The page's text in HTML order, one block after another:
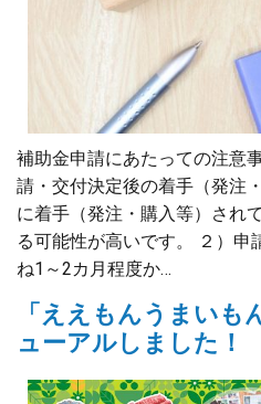
補助金申請にあたっての注意
請・交付決定後の着手（発注
に着手（発注・購入等）され
る可能性が高いです。 ２）申
ね1～2カ月程度か…
「ええもんうまいも
ューアルしました！